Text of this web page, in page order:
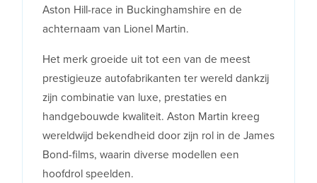
Aston Hill-race in Buckinghamshire en de
achternaam van Lionel Martin.
Het merk groeide uit tot een van de meest
prestigieuze autofabrikanten ter wereld dankzij
zijn combinatie van luxe, prestaties en
handgebouwde kwaliteit. Aston Martin kreeg
wereldwijd bekendheid door zijn rol in de James
Bond-films, waarin diverse modellen een
hoofdrol speelden.